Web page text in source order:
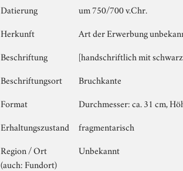
Datierung
um 750/700 v.Chr.
Herkunft
Art der Erwerbung
Beschriftung
[handschriftlich mit
Beschriftungsort
Bruchkante
Format
Durchmesser: ca. 31 cm,
Erhaltungszustand
fragmentarisch
Region / Ort
(auch: Fundort)
Unbekannt